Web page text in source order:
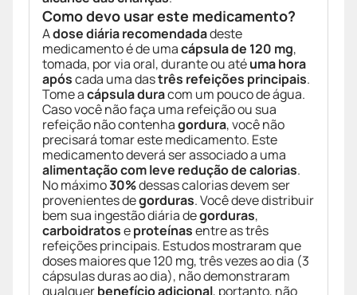
Como devo usar este medicamento?
Adose diária recomendadadeste
medicamento é de umacápsula de 120 mg,
tomada, por via oral, durante ou atéuma hora
apóscada uma dastrês refeições principais.
Tome acápsula duracom um pouco de água.
Caso você não faça uma refeição ou sua
refeição não contenhagordura, você não
precisará tomar este medicamento. Este
medicamento deverá ser associado a uma
alimentação com leve redução de calorias.
No máximo30%dessas calorias devem ser
provenientes degorduras. Você deve distribuir
bem sua ingestão diária degorduras,
carboidratoseproteínasentre as três
refeições principais. Estudos mostraram que
doses maiores que 120 mg, três vezes ao dia (3
cápsulas duras ao dia), não demonstraram
qualquerbenefício adicional, portanto, não